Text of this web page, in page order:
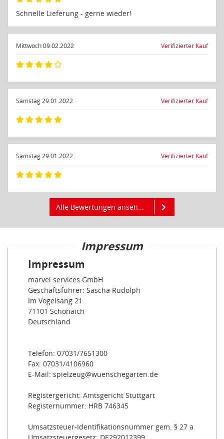
dass die Datenschutzvorgaben der EU auch bei der
Sie können die Cookie-Einwilligung jederzeit links unten
idee+spiel Betriebs-GmbH
Schnelle Lieferung - gerne wieder!
Mittwoch 09.02.2022 Verifizierter Kauf
Samstag 29.01.2022 Verifizierter Kauf
Samstag 29.01.2022 Verifizierter Kauf
Alle Bewertungen ansehen
Impressum
Impressum
marvel services GmbH
Geschäftsführer: Sascha Rudolph
Im Vogelsang 21
71101 Schönaich
Deutschland
Telefon: 07031/7651300
Fax: 07031/4106960
E-Mail: spielzeug@wuenschegarten.de
Registergericht: Amtsgericht Stuttgart
Registernummer: HRB 746345
Umsatzsteuer-Identifikationsnummer gem. § 27 a